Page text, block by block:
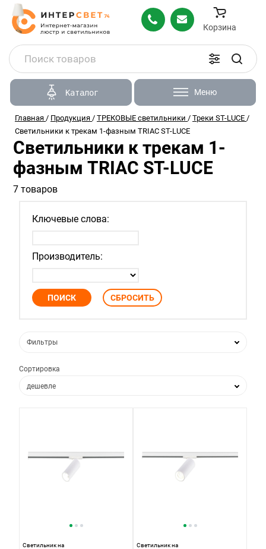
Корзина
Каталог Меню
Главная / Продукция / ТРЕКОВЫЕ светильники / Треки ST-LUCE /
Светильники к трекам 1-фазным TRIAC ST-LUCE
Светильники к трекам 1-
фазным TRIAC ST-LUCE
7 товаров
Ключевые слова:
Производитель:
Фильтры
Сортировка
дешевле
Светильник на
Светильник на